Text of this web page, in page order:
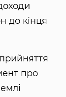
до кінця
про